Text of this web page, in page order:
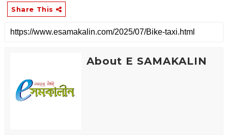
Share This
About E SAMAKALIN